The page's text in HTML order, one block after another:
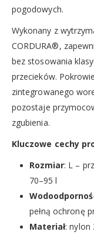
pogodowych.
Wykonany z
CORDURA®,
bez stosowania
przecieków.
zintegrowanego
pozostaje
zgubienia.
Kluczowe cechy
Rozmiar: L –
70–95 l
pełną ochronę
Materiał: nylon